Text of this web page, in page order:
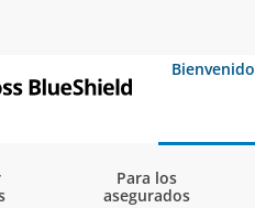
Bienvenido
Para los
asegurados